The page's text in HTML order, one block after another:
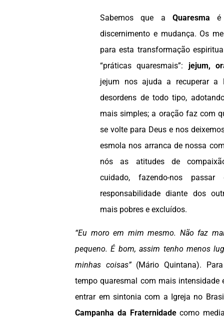
Sabemos que aQuaresma é
discernimento e mudança. Os
para esta transformação
“práticas quaresmais”: jejum,
jejum nos ajuda a recuperar a
desordens de todo tipo,
mais simples; a oração faz com
se volte para Deus e nos
esmola nos arranca de nossa
nós as atitudes de
cuidado, fazendo-nos
responsabilidade diante dos
mais pobres e excluídos.
“Eu moro em mim mesmo. Não faz
pequeno. É bom, assim tenho menos
minhas coisas”(Mário Quintana).
tempo quaresmal com mais intensidade
entrar em sintonia com a Igreja no
Campanha da Fraternidadecomo